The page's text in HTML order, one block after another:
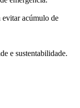
evitar acúmulo de
e sustentabilidade.